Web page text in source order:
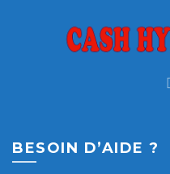
BESOIN D’AIDE ?